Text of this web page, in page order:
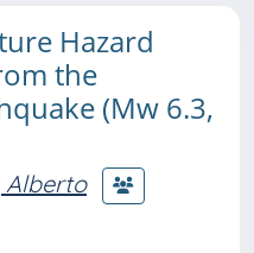
Hazard
the
(Mw 6.3,
Alberto